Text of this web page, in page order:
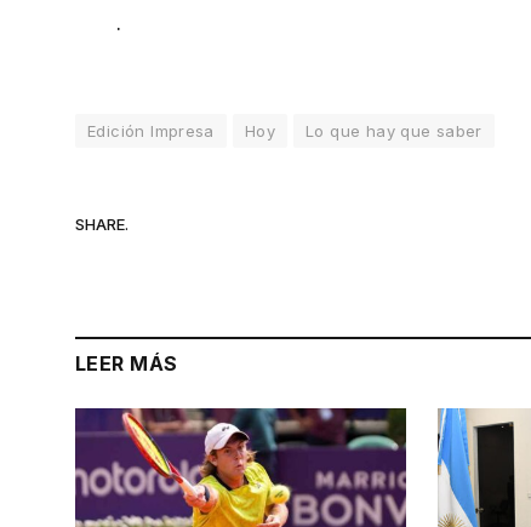
.
Edición Impresa Hoy Lo que hay que saber
SHARE.
LEER MÁS